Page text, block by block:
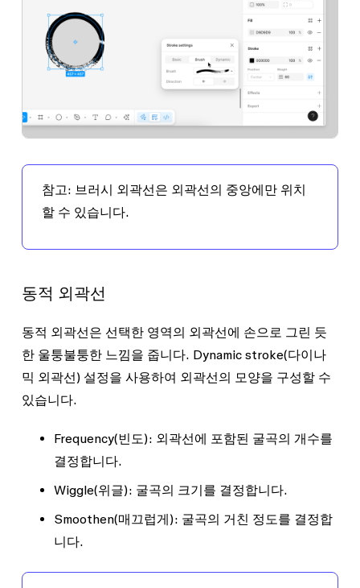
참고: 브러시 외곽선은 외곽선의 중앙에만 위치
할 수 있습니다.
동적 외곽선
동적 외곽선은 선택한 영역의 외곽선에 손으로 그린 듯
한 울퉁불퉁한 느낌을 줍니다. Dynamic stroke(다이나
믹 외곽선) 설정을 사용하여 외곽선의 모양을 구성할 수
있습니다.
Frequency(빈도): 외곽선에 포함된 굴곡의 개수를
결정합니다.
Wiggle(위글): 굴곡의 크기를 결정합니다.
Smoothen(매끄럽게): 굴곡의 거친 정도를 결정합
니다.